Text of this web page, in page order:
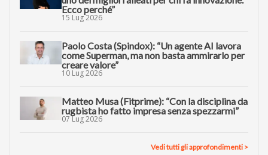
Ecco perché”
15 Lug 2026
Paolo Costa (Spindox): “Un agente AI lavora
come Superman, ma non basta ammirarlo per
creare valore”
10 Lug 2026
Matteo Musa (Fitprime): “Con la disciplina da
rugbista ho fatto impresa senza spezzarmi”
07 Lug 2026
Vedi tutti gli approfondimenti >